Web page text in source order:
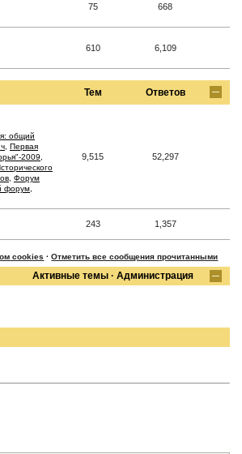
75 668
610 6,109
Тем Ответов
общий
Первая
2009
Форум
форум
9,515 52,297
243 1,357
cookies ·Отметить все сообщения прочитанными
Активные темы · Администрация